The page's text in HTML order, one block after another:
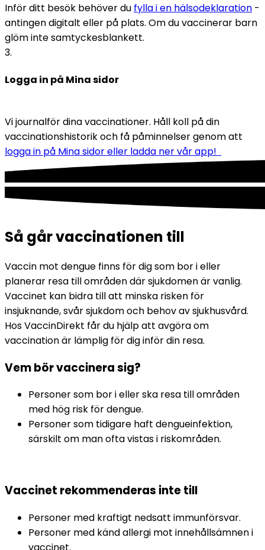
Inför ditt besök behöver du fylla i en hälsodeklaration -
antingen digitalt eller på plats. Om du vaccinerar barn
glöm inte samtyckesblankett.
3.
Logga in på Mina sidor
Vi journalför dina vaccinationer. Håll koll på din
logga in på Mina sidor eller ladda ner vår app!
Så går vaccinationen till
Vaccin mot dengue finns för dig som bor i eller
planerar resa till områden där sjukdomen är vanlig.
Vaccinet kan bidra till att minska risken för
insjuknande, svår sjukdom och behov av sjukhusvård.
Hos VaccinDirekt får du hjälp att avgöra om
vaccination är lämplig för dig inför din resa.
Vem bör vaccinera sig?
Personer som bor i eller ska resa till områden
med hög risk för dengue.
Personer som tidigare haft dengueinfektion,
särskilt om man ofta vistas i riskområden.
Vaccinet rekommenderas inte till
Personer med kraftigt nedsatt immunförsvar.
Personer med känd allergi mot innehållsämnen i